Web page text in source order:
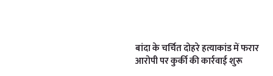
बांदा के चर्चित दोहरे हत्याकांड में फरार
आरोपी पर कुर्की की कार्रवाई शुरू